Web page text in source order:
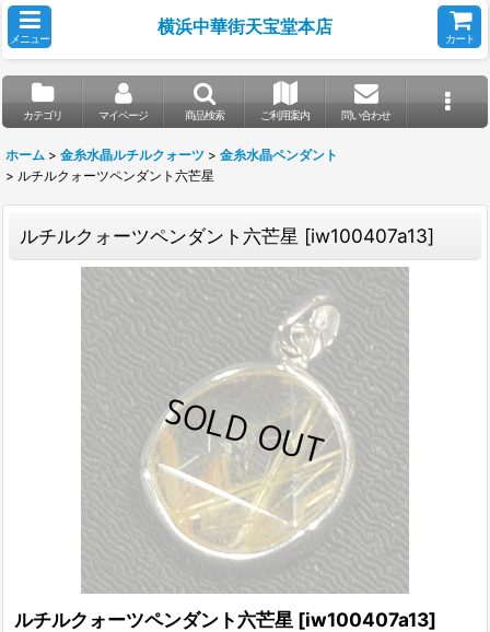
メニュー
横浜中華街天宝堂本店
カート
カテゴリ マイページ 商品検索 ご利用案内 問い合わせ
ホーム > 金糸水晶ルチルクォーツ > 金糸水晶ペンダント
> ルチルクォーツペンダント六芒星
ルチルクォーツペンダント六芒星 [iw100407a13]
ルチルクォーツペンダント六芒星 [iw100407a13]